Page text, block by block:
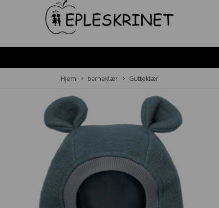
Hjem barneklær Gutteklær